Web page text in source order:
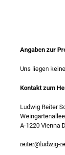
Angaben zur
Uns liegen
Kontakt zum
Ludwig Reiter
A-1220 Vienna
reiter@ludwig-